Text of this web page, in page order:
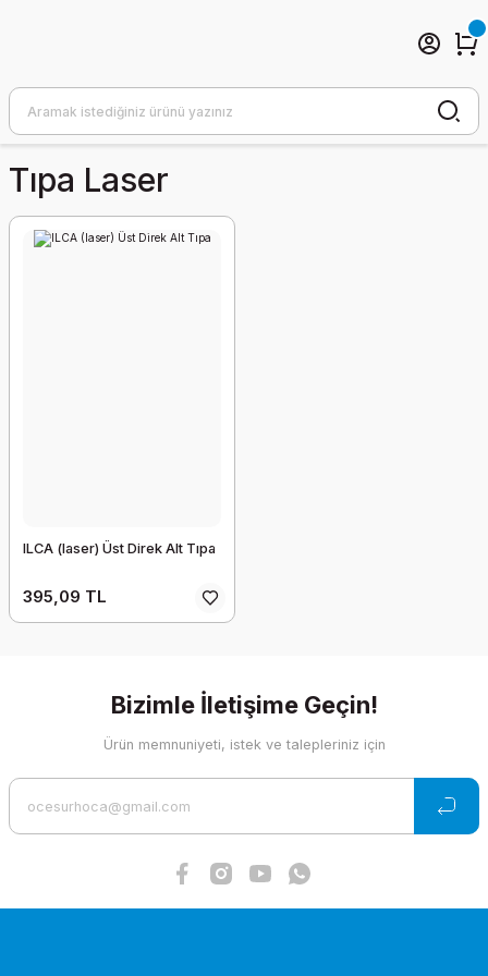
Tıpa Laser
ILCA (laser) Üst Direk Alt Tıpa
395,09 TL
Bizimle İletişime Geçin!
Ürün memnuniyeti, istek ve talepleriniz için